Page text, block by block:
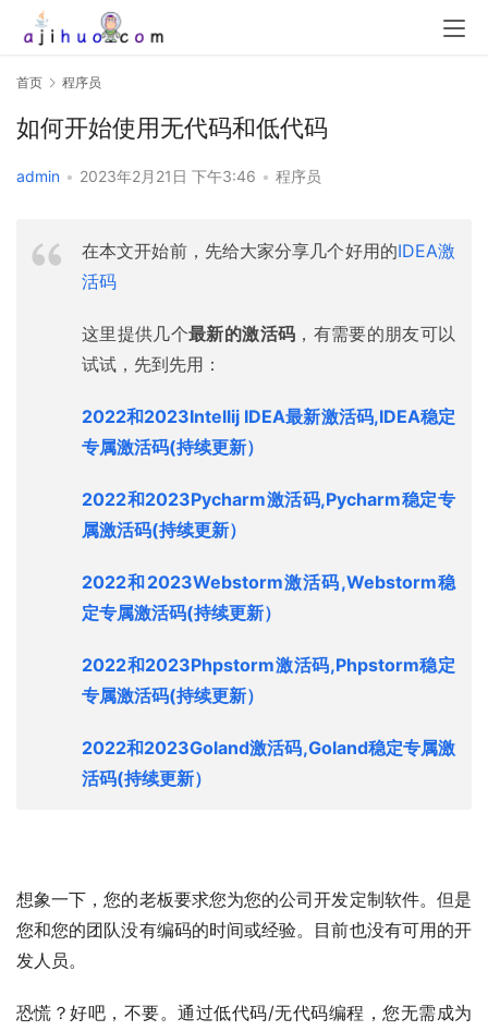
首页 程序员
如何开始使用无代码和低代码
admin • 2023年2月21日 下午3:46 • 程序员
在本文开始前，先给大家分享几个好用的IDEA激
活码
这里提供几个最新的激活码 ，有需要的朋友可以
试试，先到先用：
2022和2023Intellij IDEA最新激活码,IDEA稳定
专属激活码(持续更新）
2022和2023Pycharm激活码,Pycharm稳定专
属激活码(持续更新）
2022和2023Webstorm激活码,Webstorm稳
定专属激活码(持续更新）
2022和2023Phpstorm激活码,Phpstorm稳定
专属激活码(持续更新）
2022和2023Goland激活码,Goland稳定专属激
活码(持续更新）
想象一下，您的老板要求您为您的公司开发定制软件。但是
您和您的团队没有编码的时间或经验。目前也没有可用的开
发人员。
恐慌？好吧，不要。通过低代码/无代码编程，您无需成为